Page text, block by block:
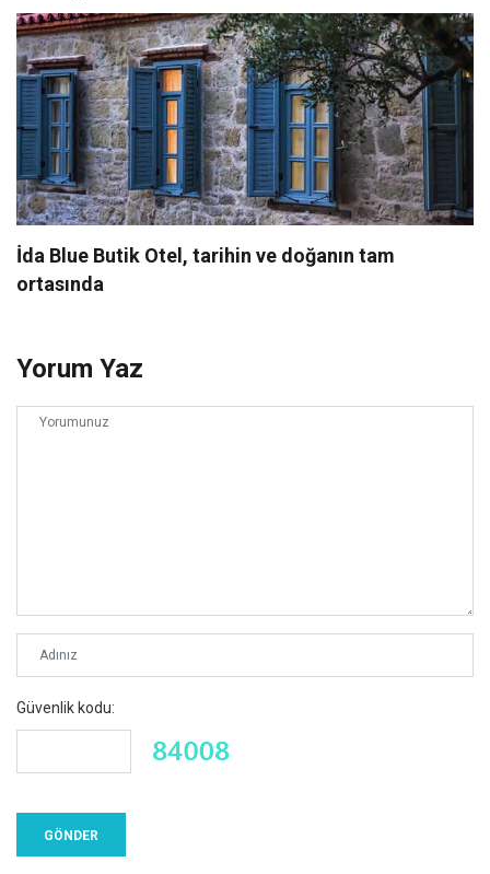
İda Blue Butik Otel, tarihin ve doğanın tam
ortasında
Yorum Yaz
Güvenlik kodu: